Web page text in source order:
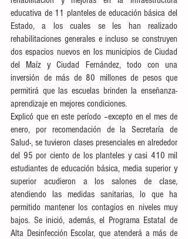
educativa de 11 planteles de educación básica del
Estado, a los cuales se les han realizado
rehabilitaciones generales e incluso se construyen
dos espacios nuevos en los municipios de Ciudad
del Maíz y Ciudad Fernández, todo con una
inversión de más de 80 millones de pesos que
permitirá que las escuelas brinden la enseñanza-
aprendizaje en mejores condiciones.
Explicó que en este período –excepto en el mes de
enero, por recomendación de la Secretaría de
Salud-, se tuvieron clases presenciales en alrededor
del 95 por ciento de los planteles y casi 410 mil
estudiantes de educación básica, media superior y
superior acudieron a los salones de clase,
atendiendo las medidas sanitarias, lo que ha
permitido mantener los contagios en niveles muy
bajos. Se inició, además, el Programa Estatal de
Alta Desinfección Escolar, que atenderá a más de